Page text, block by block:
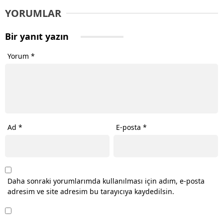
YORUMLAR
Bir yanıt yazın
Yorum *
Ad * E-posta*
Daha sonraki yorumlarımda kullanılması için adım, e-posta
adresim ve site adresim bu tarayıcıya kaydedilsin.